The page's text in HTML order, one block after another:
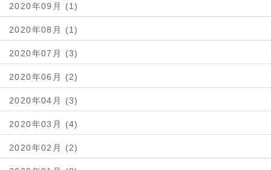
2020年09月 (1)
2020年08月 (1)
2020年07月 (3)
2020年06月 (2)
2020年04月 (3)
2020年03月 (4)
2020年02月 (2)